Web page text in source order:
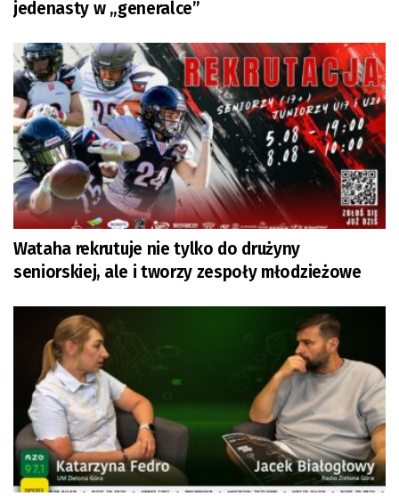
jedenasty w „generalce”
Wataha rekrutuje nie tylko do drużyny
seniorskiej, ale i tworzy zespoły młodzieżowe